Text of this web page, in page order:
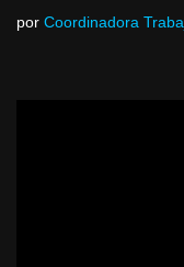
por Coordinadora